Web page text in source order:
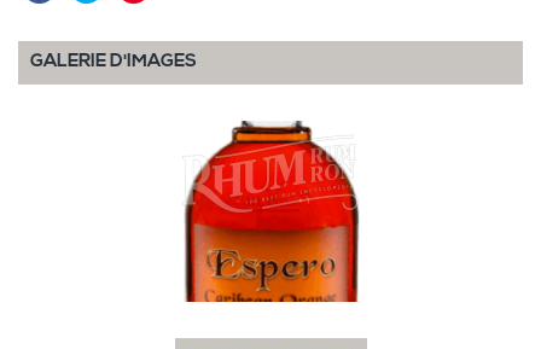
GALERIE D'IMAGES